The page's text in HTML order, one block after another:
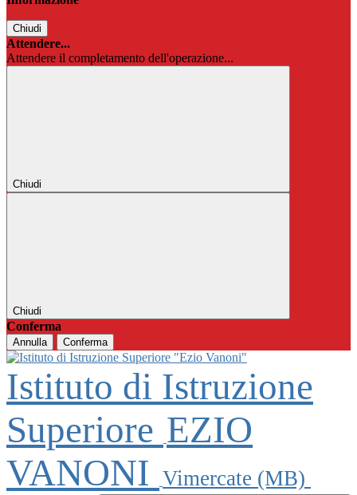
Chiudi
Attendere...
Attendere il completamento dell'operazione...
Chiudi
Chiudi
Conferma
Annulla Conferma
Istituto di Istruzione
Superiore EZIO
VANONI Vimercate (MB)